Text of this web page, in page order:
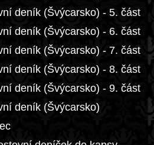
deník (Švýcarsko) - 5. část
deník (Švýcarsko) - 6. část
deník (Švýcarsko) - 7. část
deník (Švýcarsko) - 8. část
deník (Švýcarsko) - 9. část
deník (Švýcarsko)